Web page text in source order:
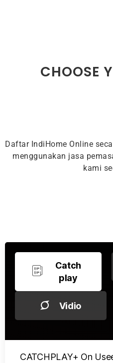
CHOOSE
Daftar IndiHome Online
menggunakan jasa
kami
Catch
play
Vidio
CATCHPLAY+ On